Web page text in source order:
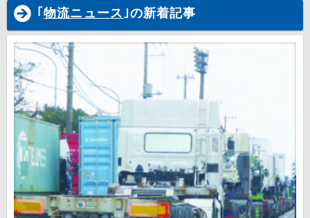
｢ 物流ニュース｣の新着記事